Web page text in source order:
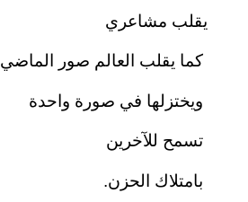
يقلب مشاعري
كما يقلب العالم صور الماضي
ويختزلها في صورة واحدة
تسمح للآخرين
بامتلاك الحزن.